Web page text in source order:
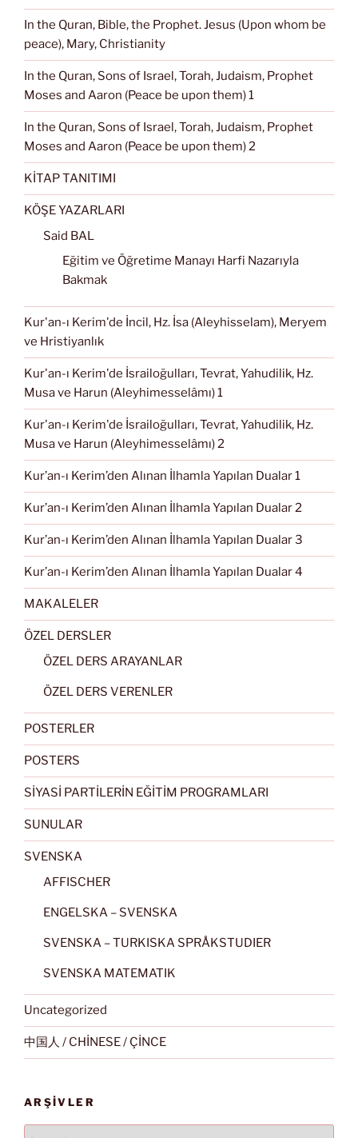
In the Quran, Bible, the Prophet. Jesus (Upon whom be
peace), Mary, Christianity
In the Quran, Sons of Israel, Torah, Judaism, Prophet
Moses and Aaron (Peace be upon them) 1
In the Quran, Sons of Israel, Torah, Judaism, Prophet
Moses and Aaron (Peace be upon them) 2
KİTAP TANITIMI
KÖŞE YAZARLARI
Said BAL
Eğitim ve Öğretime Manayı Harfi Nazarıyla
Bakmak
Kur'an-ı Kerim'de İncil, Hz. İsa (Aleyhisselam), Meryem
ve Hristiyanlık
Kur'an-ı Kerim'de İsrailoğulları, Tevrat, Yahudilik, Hz.
Musa ve Harun (Aleyhimesselâmı) 1
Kur'an-ı Kerim'de İsrailoğulları, Tevrat, Yahudilik, Hz.
Musa ve Harun (Aleyhimesselâmı) 2
Kur’an-ı Kerim’den Alınan İlhamla Yapılan Dualar 1
Kur’an-ı Kerim’den Alınan İlhamla Yapılan Dualar 2
Kur’an-ı Kerim’den Alınan İlhamla Yapılan Dualar 3
Kur’an-ı Kerim’den Alınan İlhamla Yapılan Dualar 4
MAKALELER
ÖZEL DERSLER
ÖZEL DERS ARAYANLAR
ÖZEL DERS VERENLER
POSTERLER
POSTERS
SİYASİ PARTİLERİN EĞİTİM PROGRAMLARI
SUNULAR
SVENSKA
AFFISCHER
ENGELSKA – SVENSKA
SVENSKA – TURKISKA SPRÅKSTUDIER
SVENSKA MATEMATIK
Uncategorized
中国人 / CHİNESE / ÇİNCE
ARŞIVLER